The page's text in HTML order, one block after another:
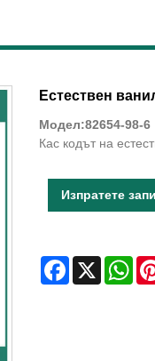
Естествен
Модел:82654-98-6
Кас кодът на
Изпратете
Facebook
X